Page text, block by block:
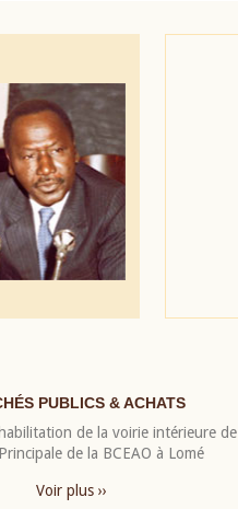
PUBLICS & ACHATS
de la voirie intérieure de
Principale de la BCEAO à Lomé
Voir plus ››